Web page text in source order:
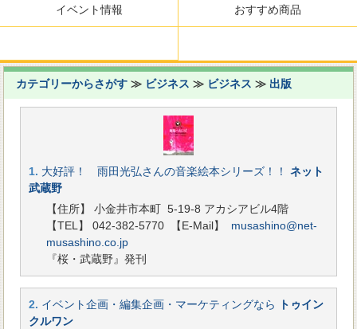
イベント情報 おすすめ商品
カテゴリーからさがす ≫ ビジネス ≫ ビジネス ≫ 出版
1. 大好評！ 雨田光弘さんの音楽絵本シリーズ！！
ネット
武蔵野
【住所】 小金井市本町 5-19-8 アカシアビル4階
【TEL】 042-382-5770
【E-Mail】 musashino@net-
musashino.co.jp
『桜・武蔵野』発刊
2. イベント企画・編集企画・マーケティングなら
トゥイン
クルワン